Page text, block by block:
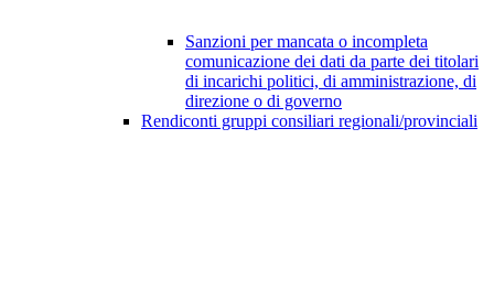
Sanzioni per mancata o incompleta
comunicazione dei dati da parte dei titolari
di incarichi politici, di amministrazione, di
direzione o di governo
Rendiconti gruppi consiliari regionali/provinciali